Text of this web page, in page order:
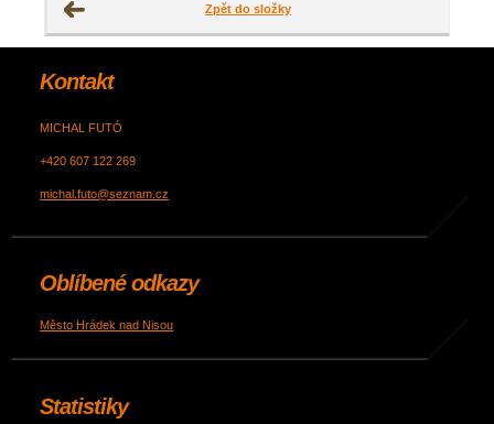
Zpět do složky
Kontakt
MICHAL FUTÓ
+420 607 122 269
michal.futo@seznam.cz
Oblíbené odkazy
Město Hrádek nad Nisou
Statistiky